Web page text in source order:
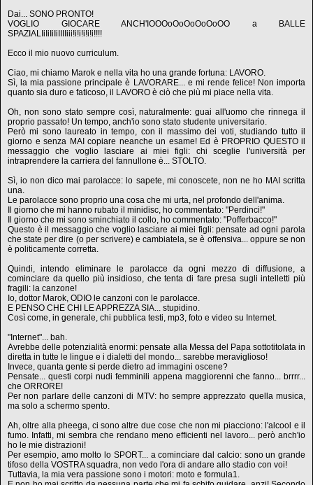
Dai... SONO PRONTO!
VOGLIO GIOCARE ANCH'IOOOoOoOoOoOoOO a BALLE
SPAZIALIiIiIiIiIIIIiii!i!i!i!i!i!!!!
Ecco il mio nuovo curriculum.
Ciao, mi chiamo Marok e nella vita ho una grande fortuna: LAVORO.
Sì, la mia passione principale è LAVORARE... e mi rende felice! Non importa
quanto sia duro e faticoso, il LAVORO è ciò che più mi piace nella vita.
Oh, non sono stato sempre così, naturalmente: guai all'uomo che rinnega il
proprio passato! Un tempo, anch'io sono stato studente universitario.
Però mi sono laureato in tempo, con il massimo dei voti, studiando tutto il
giorno e senza MAI copiare neanche un esame! Ed è PROPRIO QUESTO il
messaggio che voglio lasciare ai miei figli: chi sceglie l'università per
intraprendere la carriera del fannullone è... STOLTO.
Sì, io non dico mai parolacce: lo sapete, mi conoscete, non ne ho MAI scritta
una.
Le parolacce sono proprio una cosa che mi urta, nel profondo dell'anima.
Il giorno che mi hanno rubato il minidisc, ho commentato: "Perdinci!"
Il giorno che mi sono sminchiato il collo, ho commentato: "Pofferbacco!"
Questo è il messaggio che voglio lasciare ai miei figli: pensate ad ogni parola
che state per dire (o per scrivere) e cambiatela, se è offensiva... oppure se non
è politicamente corretta.
Quindi, intendo eliminare le parolacce da ogni mezzo di diffusione, a
cominciare da quello più insidioso, che tenta di fare presa sugli intelletti più
fragili: la canzone!
Io, dottor Marok, ODIO le canzoni con le parolacce.
E PENSO CHE CHI LE APPREZZA SIA... stupidino.
Così come, in generale, chi pubblica testi, mp3, foto e video su Internet.
"Internet"... bah.
Avrebbe delle potenzialità enormi: pensate alla Messa del Papa sottotitolata in
diretta in tutte le lingue e i dialetti del mondo... sarebbe meraviglioso!
Invece, quanta gente si perde dietro ad immagini oscene?
Pensate... questi corpi nudi femminili appena maggiorenni che fanno... brrrr...
che ORRORE!
Per non parlare delle canzoni di MTV: ho sempre apprezzato quella musica,
ma solo a schermo spento.
Ah, oltre alla pheega, ci sono altre due cose che non mi piacciono: l'alcool e il
fumo. Infatti, mi sembra che rendano meno efficienti nel lavoro... però anch'io
ho le mie distrazioni!
Per esempio, amo molto lo SPORT... a cominciare dal calcio: sono un grande
tifoso della VOSTRA squadra, non vedo l'ora di andare allo stadio con voi!
Tuttavia, la mia vera passione sono i motori: moto e formula1.